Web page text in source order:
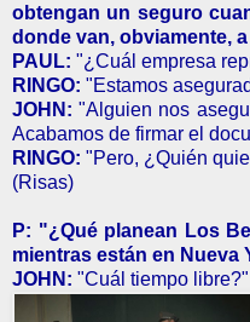
obtengan un seguro
donde van, obviamente,
PAUL: "¿Cuál empresa
RINGO: "Estamos
JOHN: "Alguien nos
Acabamos de firmar el
RINGO: "Pero, ¿Quién
(Risas)
P: "¿Qué planean Los
mientras están en Nueva
JOHN: "Cuál tiempo libre?"